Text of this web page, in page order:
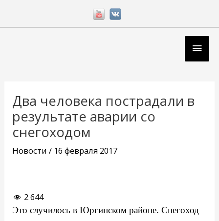
Два человека пострадали в
результате аварии со
снегоходом
Новости / 16 февраля 2017
2 644
Это случилось в Юргинском районе. Снегоход
записям